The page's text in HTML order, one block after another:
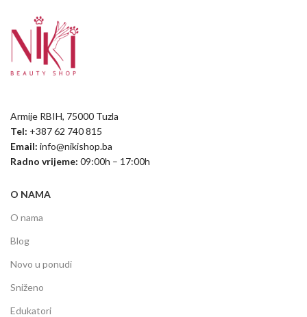
Armije RBIH, 75000 Tuzla
Tel: +387 62 740 815
Email: info@nikishop.ba
Radno vrijeme: 09:00h – 17:00h
O NAMA
O nama
Blog
Novo u ponudi
Sniženo
Edukatori